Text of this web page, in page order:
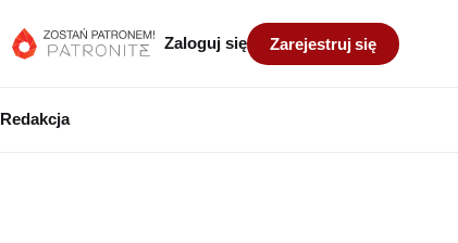
Redakcja
Zaloguj się Zarejestruj się